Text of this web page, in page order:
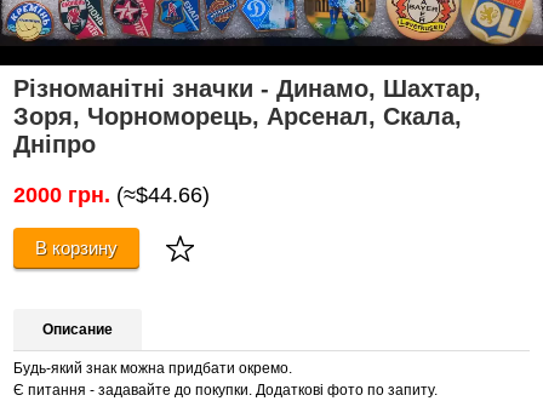
Різноманітні значки - Динамо, Шахтар,
Зоря, Чорноморець, Арсенал, Скала,
Дніпро
2000 грн. (≈$44.66)
В корзину
Описание
Будь-який знак можна придбати окремо.
Є питання - задавайте до покупки. Додаткові фото по запиту.